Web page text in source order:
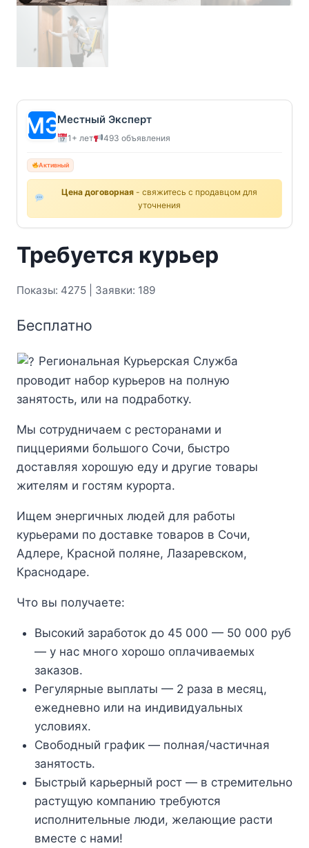
Местный Эксперт
1+ лет 493 объявления
Активный
Цена договорная- свяжитесь с продавцом для
уточнения
Требуется курьер
Показы: 4275 | Заявки: 189
Бесплатно
Региональная Курьерская Служба
проводит набор курьеров на полную
занятость, или на подработку.
Мы сотрудничаем с ресторанами и
пиццериями большого Сочи, быстро
доставляя хорошую еду и другие товары
жителям и гостям курорта.
Ищем энергичных людей для работы
курьерами по доставке товаров в Сочи,
Адлере, Красной поляне, Лазаревском,
Краснодаре.
Что вы получаете:
Высокий заработок до 45 000 — 50 000 руб
— у нас много хорошо оплачиваемых
заказов.
Регулярные выплаты — 2 раза в месяц,
ежедневно или на индивидуальных
условиях.
Свободный график — полная/частичная
занятость.
Быстрый карьерный рост — в стремительно
растущую компанию требуются
исполнительные люди, желающие расти
вместе с нами!